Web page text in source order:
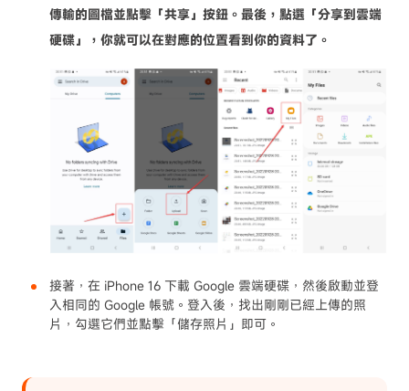
傳輸的圖檔並點擊「共享」按鈕。最後，點選「分享到雲端
硬碟」，你就可以在對應的位置看到你的資料了。
接著，在 iPhone 16 下載 Google 雲端硬碟，然後啟動並登
入相同的 Google 帳號。登入後，找出剛剛已經上傳的照
片，勾選它們並點擊「儲存照片」即可。